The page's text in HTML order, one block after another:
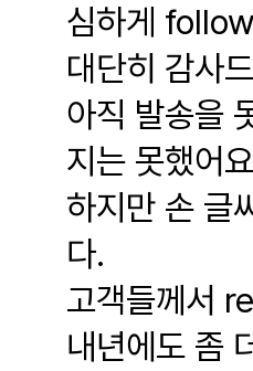
심하게
대단히 감사
아직 발송을
지는 못했어
하지만 손 글
다.
고객들께서
내년에도 좀